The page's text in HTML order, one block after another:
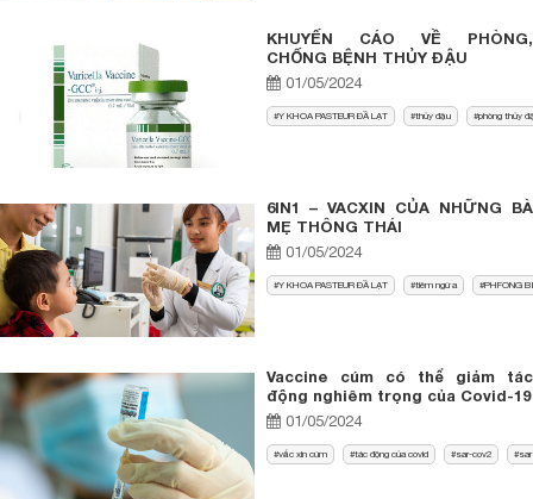
KHUYẾN CÁO VỀ PHÒNG,
CHỐNG BỆNH THỦY ĐẬU
01/05/2024
Y KHOA PASTEUR ĐẦ LẠT thủy đậu phòng thủy
6IN1 – VACXIN CỦA NHỮNG BÀ
MẸ THÔNG THÁI
01/05/2024
Y KHOA PASTEUR ĐẦ LẠT tiêm ngừa PHFONG
Vaccine cúm có thể giảm tác
động nghiêm trọng của Covid-19
01/05/2024
vắc xin cúm tác động của covid sar-cov2 sar